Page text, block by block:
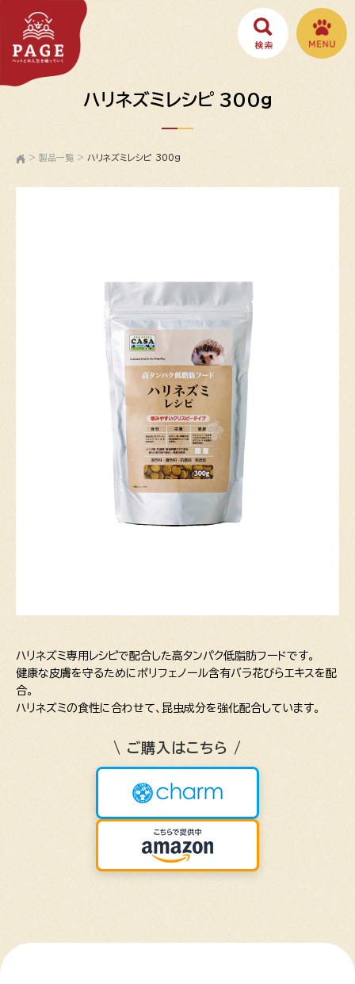
ハリネズミレシピ 300g
> 製品一覧 > ハリネズミレシピ 300g
ハリネズミ専用レシピで配合した高タンパク低脂肪フードです。
健康な皮膚を守るためにポリフェノール含有バラ花びらエキスを配
合。
ハリネズミの食性に合わせて、昆虫成分を強化配合しています。
\ ご購入はこちら /